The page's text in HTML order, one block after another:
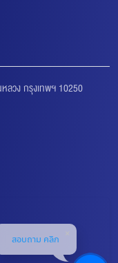
ลวง กรุงเทพฯ 10250
สอบถาม คลิก